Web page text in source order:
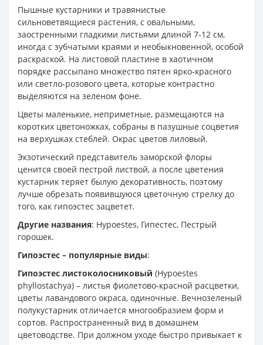
Пышные кустарники и травянистые
сильноветвящиеся растения, с овальными,
заостренными гладкими листьями длиной 7-12 см,
иногда с зубчатыми краями и необыкновенной, особой
раскраской. На листовой пластине в хаотичном
порядке рассыпано множество пятен ярко-красного
или светло-розового цвета, которые контрастно
выделяются на зеленом фоне.
Цветы маленькие, неприметные, размещаются на
коротких цветоножках, собраны в пазушные соцветия
на верхушках стеблей. Окрас цветов лиловый.
Экзотический представитель заморской флоры
ценится своей пестрой листвой, а после цветения
кустарник теряет былую декоративность, поэтому
лучше обрезать появившуюся цветочную стрелку до
того, как гипоэстес зацветет.
Другие названия: Hypoestes, Гипестес, Пестрый
горошек.
Гипоэстес – популярные виды:
Гипоэстес листоколосниковый (Hypoestes
phyllostachya) – листья фиолетово-красной расцветки,
цветы лавандового окраса, одиночные. Вечнозеленый
полукустарник отличается многообразием форм и
сортов. Распространенный вид в домашнем
цветоводстве. При должном уходе быстро привыкает к